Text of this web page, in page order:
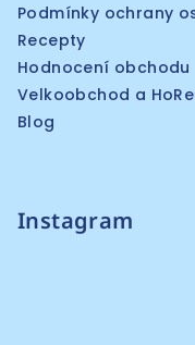
Podmínky ochrany
Recepty
Hodnocení obchodu
Velkoobchod a
Blog
Instagram